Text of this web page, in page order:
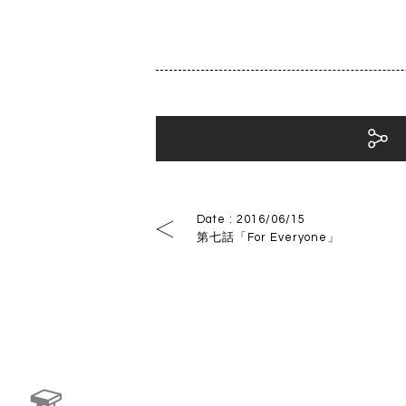
Date : 2016/06/15
第七話「For Everyone」